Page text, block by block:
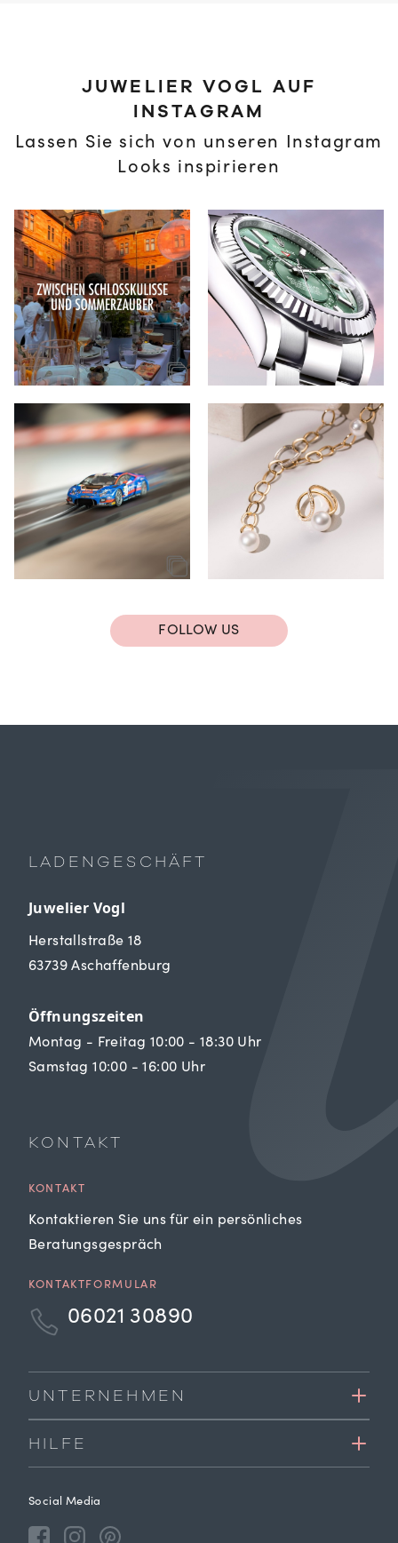
JUWELIER VOGL AUF
INSTAGRAM
Lassen Sie sich von unseren Instagram
Looks inspirieren
FOLLOW US
LADENGESCHÄFT
Juwelier Vogl
Herstallstraße 18
63739 Aschaffenburg
Öffnungszeiten
Montag - Freitag 10:00 - 18:30 Uhr
Samstag 10:00 - 16:00 Uhr
KONTAKT
KONTAKT
Kontaktieren Sie uns für ein persönliches
Beratungsgespräch
KONTAKTFORMULAR
06021 30890
UNTERNEHMEN
HILFE
Social Media